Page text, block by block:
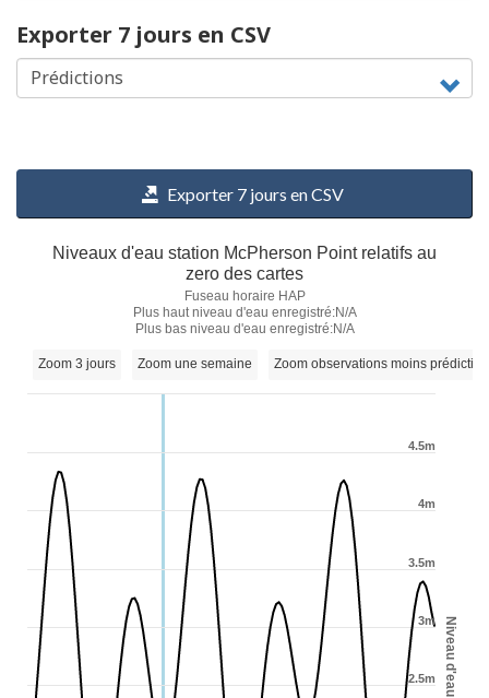
Exporter 7 jours en CSV
Exporter 7 jours en CSV
Niveau d'eau
Niveaux d'eau station McPherson Point relatifs au
zero des cartes
Fuseau horaire HAP
Plus haut niveau d'eau enregistré:N/A
Plus bas niveau d'eau enregistré:N/A
2.5m
3m
3.5m
4m
4.5m
Zoom 3 jours Zoom une semaine Zoom observations moins